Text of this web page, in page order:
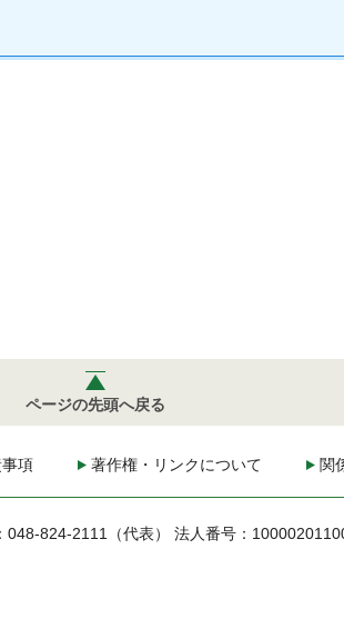
ページの先頭へ戻る
項 著作権・リンクについて 関
048-824-2111（代表） 法人番号：